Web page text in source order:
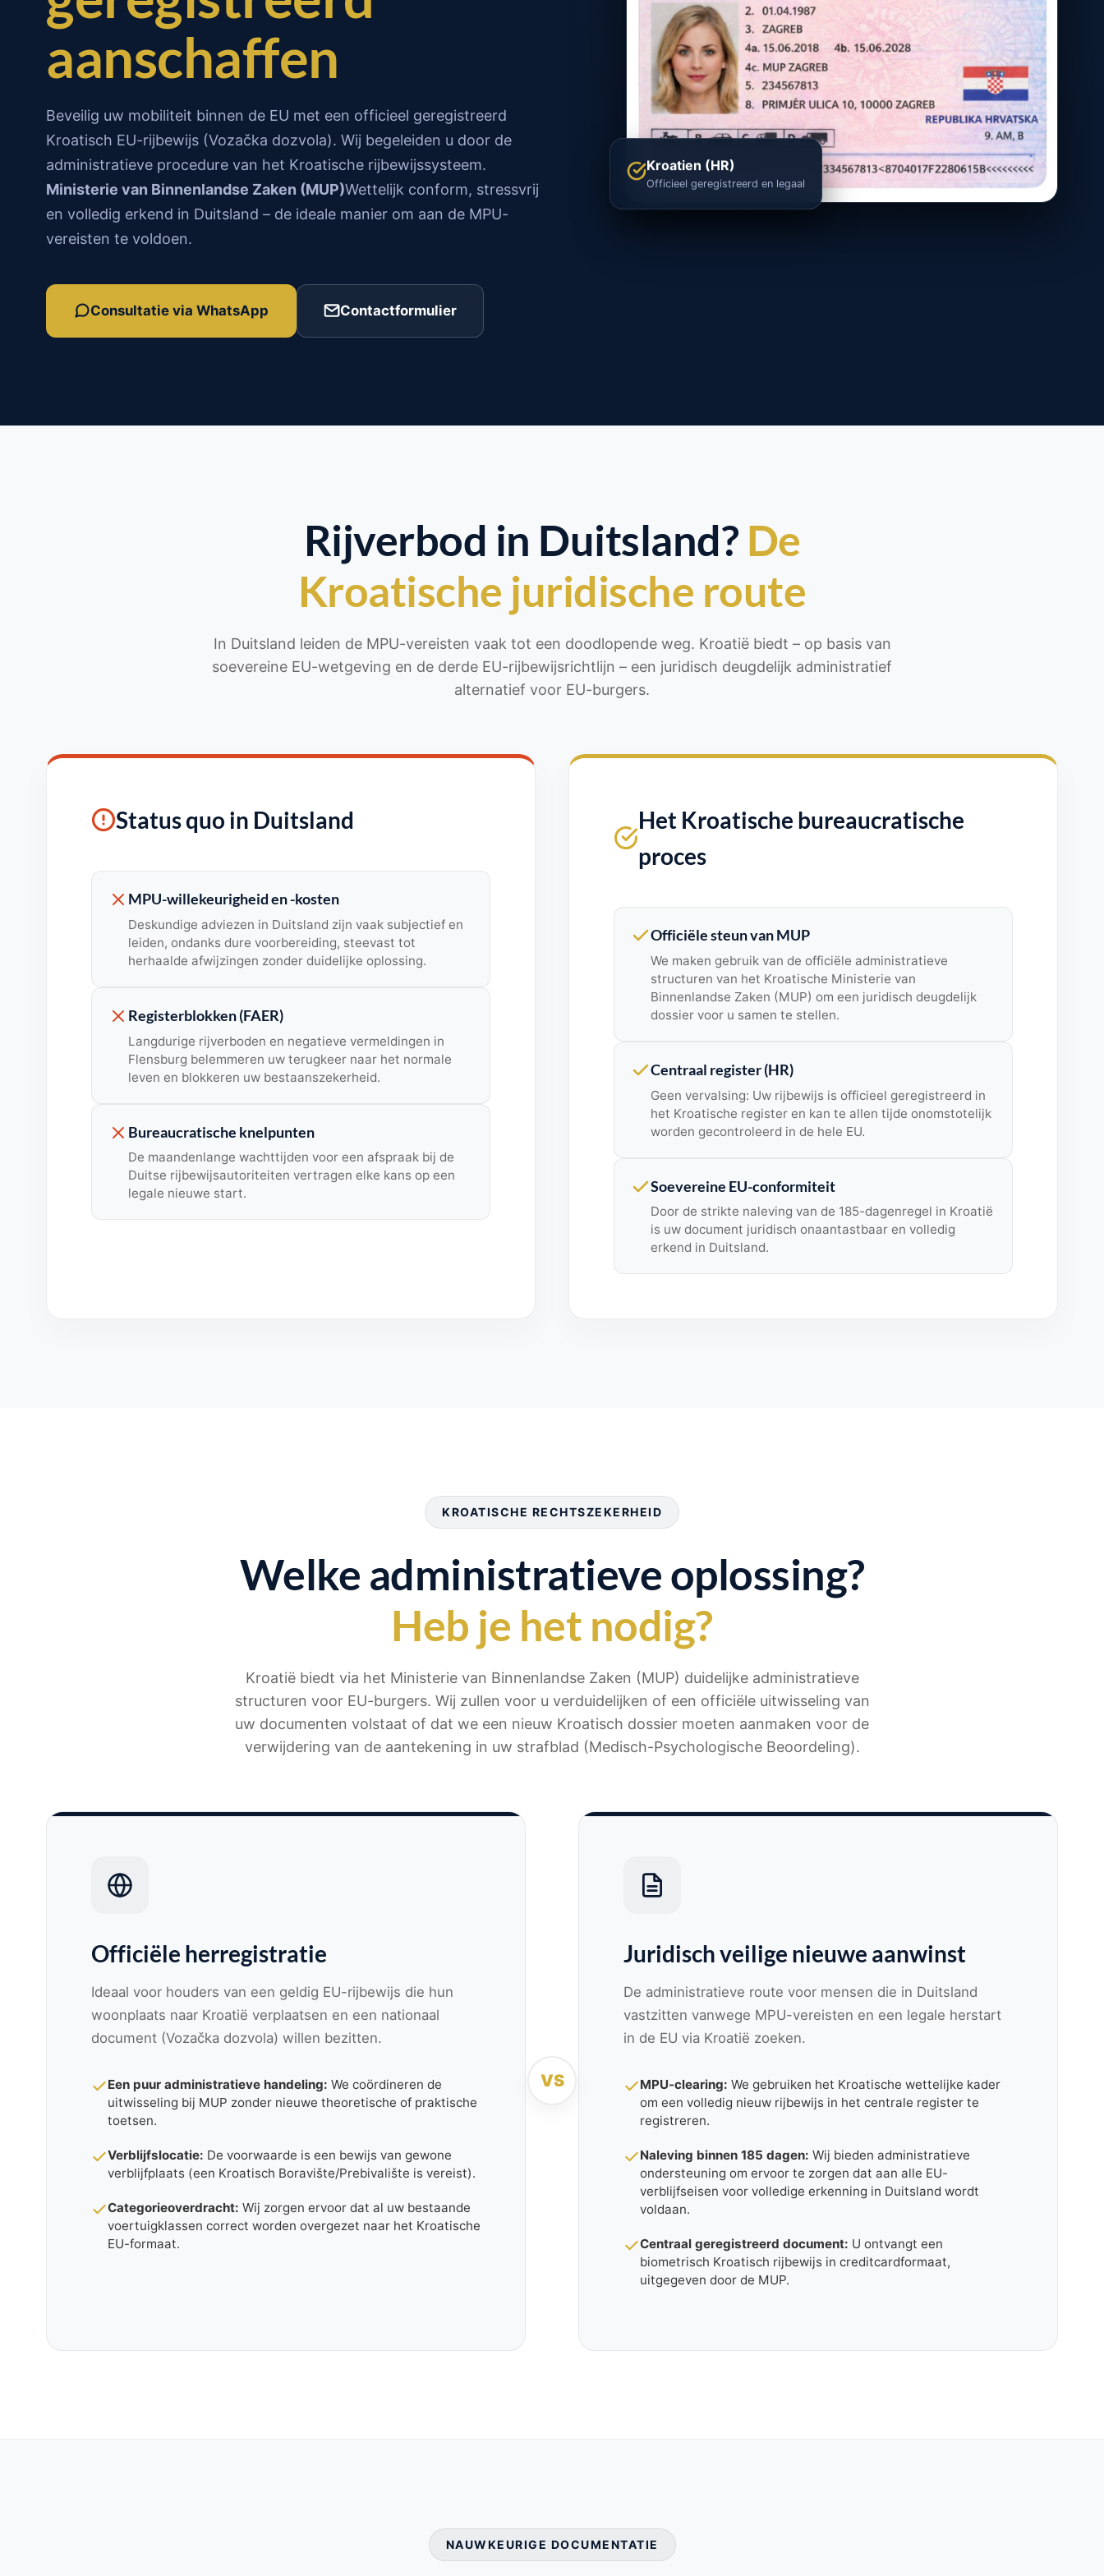
aanschaffen
Beveilig uw mobiliteit binnen de EU met een officieel geregistreerd
Kroatisch EU-rijbewijs (Vozačka dozvola). Wij begeleiden u door de
administratieve procedure van het Kroatische rijbewijssysteem.
Ministerie van Binnenlandse Zaken (MUP)Wettelijk conform, stressvrij
en volledig erkend in Duitsland – de ideale manier om aan de MPU-
vereisten te voldoen.
Consultatie via WhatsApp Contactformulier
Kroatien (HR)
Officieel geregistreerd en legaal
Rijverbod in Duitsland? De
Kroatische juridische route
In Duitsland leiden de MPU-vereisten vaak tot een doodlopende weg. Kroatië biedt – op basis van
soevereine EU-wetgeving en de derde EU-rijbewijsrichtlijn – een juridisch deugdelijk administratief
alternatief voor EU-burgers.
Status quo in Duitsland
MPU-willekeurigheid en -kosten
Deskundige adviezen in Duitsland zijn vaak subjectief en
leiden, ondanks dure voorbereiding, steevast tot
herhaalde afwijzingen zonder duidelijke oplossing.
Registerblokken (FAER)
Langdurige rijverboden en negatieve vermeldingen in
Flensburg belemmeren uw terugkeer naar het normale
leven en blokkeren uw bestaanszekerheid.
Bureaucratische knelpunten
De maandenlange wachttijden voor een afspraak bij de
Duitse rijbewijsautoriteiten vertragen elke kans op een
legale nieuwe start.
Het Kroatische bureaucratische
proces
Officiële steun van MUP
We maken gebruik van de officiële administratieve
structuren van het Kroatische Ministerie van
Binnenlandse Zaken (MUP) om een ​​juridisch deugdelijk
dossier voor u samen te stellen.
Centraal register (HR)
Geen vervalsing: Uw rijbewijs is officieel geregistreerd in
het Kroatische register en kan te allen tijde onomstotelijk
worden gecontroleerd in de hele EU.
Soevereine EU-conformiteit
Door de strikte naleving van de 185-dagenregel in Kroatië
is uw document juridisch onaantastbaar en volledig
erkend in Duitsland.
KROATISCHE RECHTSZEKERHEID
Welke administratieve oplossing?
Heb je het nodig?
Kroatië biedt via het Ministerie van Binnenlandse Zaken (MUP) duidelijke administratieve
structuren voor EU-burgers. Wij zullen voor u verduidelijken of een officiële uitwisseling van
uw documenten volstaat of dat we een nieuw Kroatisch dossier moeten aanmaken voor de
verwijdering van de aantekening in uw strafblad (Medisch-Psychologische Beoordeling).
VS
Officiële herregistratie
Ideaal voor houders van een geldig EU-rijbewijs die hun
woonplaats naar Kroatië verplaatsen en een nationaal
document (Vozačka dozvola) willen bezitten.
Een puur administratieve handeling: We coördineren de
uitwisseling bij MUP zonder nieuwe theoretische of praktische
toetsen.
Verblijfslocatie: De voorwaarde is een bewijs van gewone
verblijfplaats (een Kroatisch Boravište/Prebivalište is vereist).
Categorieoverdracht: Wij zorgen ervoor dat al uw bestaande
voertuigklassen correct worden overgezet naar het Kroatische
EU-formaat.
Juridisch veilige nieuwe aanwinst
De administratieve route voor mensen die in Duitsland
vastzitten vanwege MPU-vereisten en een legale herstart
in de EU via Kroatië zoeken.
MPU-clearing: We gebruiken het Kroatische wettelijke kader
om een ​​volledig nieuw rijbewijs in het centrale register te
registreren.
Naleving binnen 185 dagen: Wij bieden administratieve
ondersteuning om ervoor te zorgen dat aan alle EU-
verblijfseisen voor volledige erkenning in Duitsland wordt
voldaan.
Centraal geregistreerd document: U ontvangt een
biometrisch Kroatisch rijbewijs in creditcardformaat,
uitgegeven door de MUP.
NAUWKEURIGE DOCUMENTATIE